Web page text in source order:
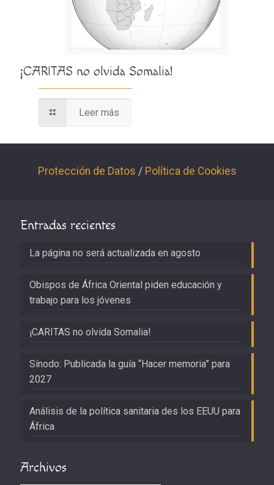
¡CARITAS no olvida Somalia!
Leer más
Protección de Datos / Política de Cookies
Entradas recientes
La página no será actualizada en agosto
Obispos de África Oriental piden educación y
trabajo para los jóvenes
¡CARITAS no olvida Somalia!
Sínodo: Publicada la guía “Hacer memoria” para
2027
Análisis de la política sanitaria des los EEUU para
África
Archivos